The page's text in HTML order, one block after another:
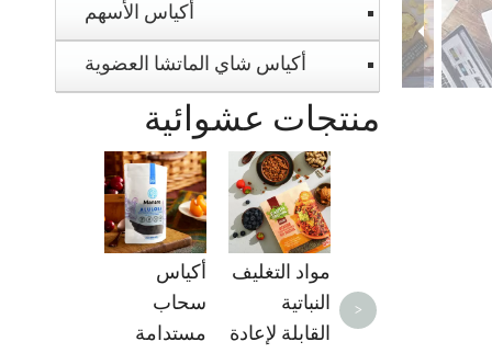
أكياس الأسهم
أكياس شاي الماتشا العضوية
منتجات عشوائية
أكياس
سحاب
مستدامة
مواد التغليف
النباتية
القابلة لإعادة
zipper bag
>